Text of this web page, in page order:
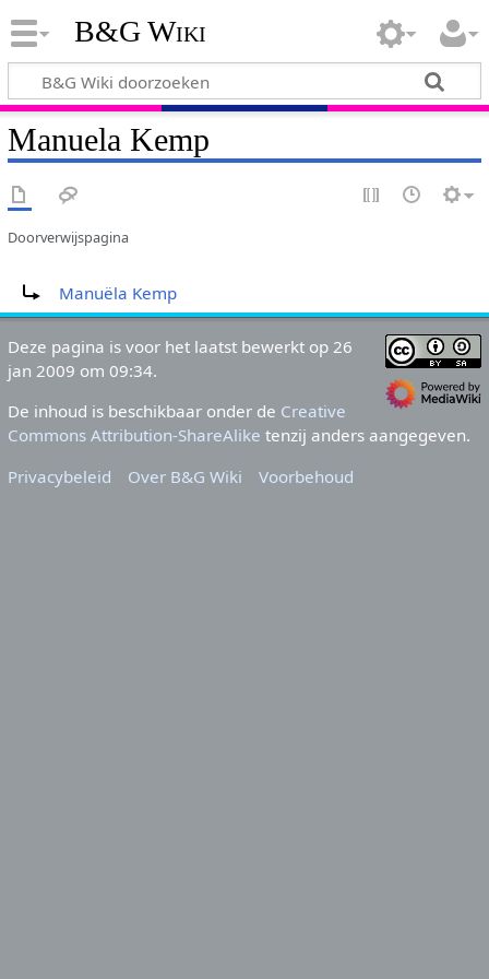
B&G Wiki
Manuela Kemp
Doorverwijspagina
Manuëla Kemp
Deze pagina is voor het laatst bewerkt op 26
jan 2009 om 09:34.
De inhoud is beschikbaar onder de Creative
Commons Attribution-ShareAlike tenzij anders aangegeven.
Privacybeleid
Over B&G Wiki Voorbehoud